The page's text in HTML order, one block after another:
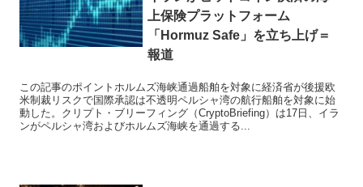
上保険プラットフォーム
「Hormuz Safe」を立ち上げ＝
報道
この記事のポイントホルムズ海峡通過船舶を対象に経済省が後援欧
米制裁リスクで国際承認は不透明ペルシャ湾の航行船舶を対象に始
動した。クリプト・ブリーフィング（CryptoBriefing）は17日、イラ
ンがペルシャ湾およびホルムズ海峡を通過する...